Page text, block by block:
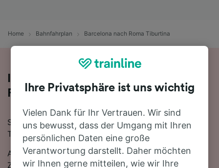
Home Bahnfahrplan Barcelona nach Roma Tiburtina
Roma Tiburtina
Sie planen eine Zugfahrt von Barcelona nach Roma
Tiburtina? Starten Sie jetzt Ihre Suche!
Auf der 862 km langen Strecke fahren in der Regel 4
Züge, die schnellste Reisezeit beträgt dabei 20
Ihre Privatsphäre ist uns wichtig
Vielen Dank für Ihr Vertrauen. Wir sind
uns bewusst, dass der Umgang mit Ihren
persönlichen Daten eine große
Verantwortung darstellt. Daher möchten
wir Ihnen gerne mitteilen, wie wir Ihre